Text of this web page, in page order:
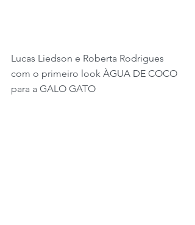
Lucas Liedson e Roberta Rodrigues
com o primeiro look ÀGUA DE COCO
para a GALO GATO